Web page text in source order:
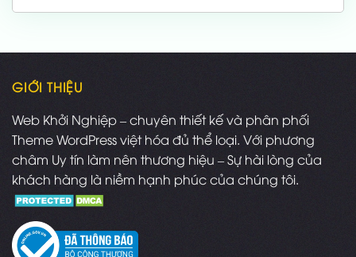
1,000,000 ₫.
là:
GIỚI THIỆU
Web Khởi Nghiệp – chuyên thiết kế và phân phối
Theme WordPress việt hóa đủ thể loại. Với phương
châm Uy tín làm nên thương hiệu – Sự hài lòng của
khách hàng là niềm hạnh phúc của chúng tôi.